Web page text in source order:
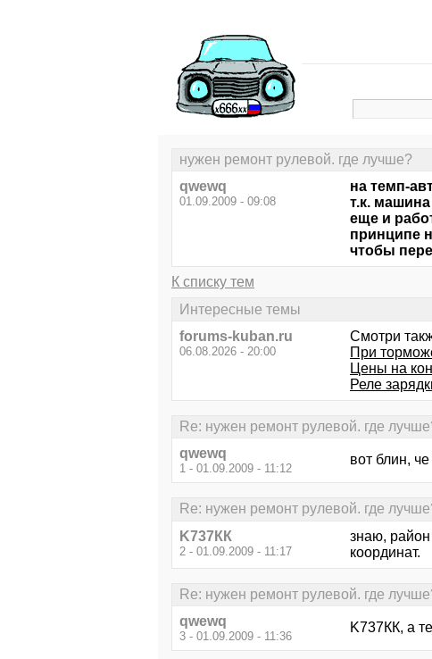
нужен ремонт рулевой. где лучше?
qwewq
01.09.2009 - 09:08
на темп-
т.к. машина
еще и
принципе
чтобы
К списку тем
Интересные темы
forums-kuban.ru
06.08.2026 - 20:00
Смотри
При
Цены на
Реле
Re: нужен ремонт рулевой. где
qwewq
1 - 01.09.2009 - 11:12
вот блин,
Re: нужен ремонт рулевой. где
K737КК
2 - 01.09.2009 - 11:17
знаю, район
координат.
Re: нужен ремонт рулевой. где
qwewq
3 - 01.09.2009 - 11:36
K737КК, а